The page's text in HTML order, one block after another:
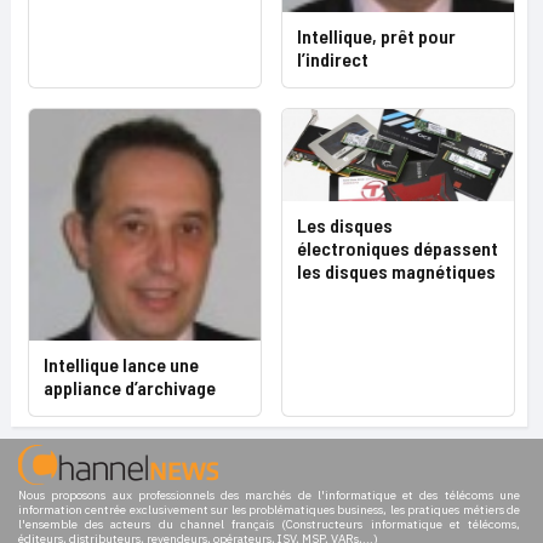
Intellique, prêt pour
l’indirect
Intellique lance une
appliance d’archivage
Les disques
électroniques dépassent
les disques magnétiques
Nous proposons aux professionnels des marchés de l'informatique et des télécoms une
information centrée exclusivement sur les problématiques business, les pratiques métiers de
l'ensemble des acteurs du channel français (Constructeurs informatique et télécoms,
éditeurs, distributeurs, revendeurs, opérateurs, ISV, MSP, VARs,...)